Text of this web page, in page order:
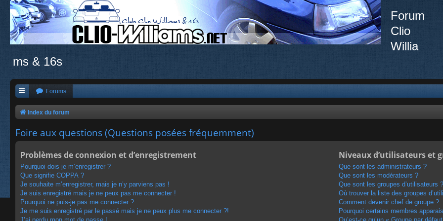
Forum
Clio
Willia
ms & 16s
Forums
Index du forum
Foire aux questions (Questions posées fréquemment)
Problèmes de connexion et d’enregistrement
Pourquoi dois-je m’enregistrer ?
Que signifie COPPA ?
Je souhaite m’enregistrer, mais je n’y parviens pas !
Je suis enregistré mais je ne peux pas me connecter !
Pourquoi ne puis-je pas me connecter ?
Je me suis enregistré par le passé mais je ne peux plus me connecter ?!
Niveaux d’utilisateurs et
Que sont les administrateurs ?
Que sont les modérateurs ?
Que sont les groupes d’utilisateurs ?
Où trouver la liste des groupes
Comment devenir chef de groupe ?
Pourquoi certains membres